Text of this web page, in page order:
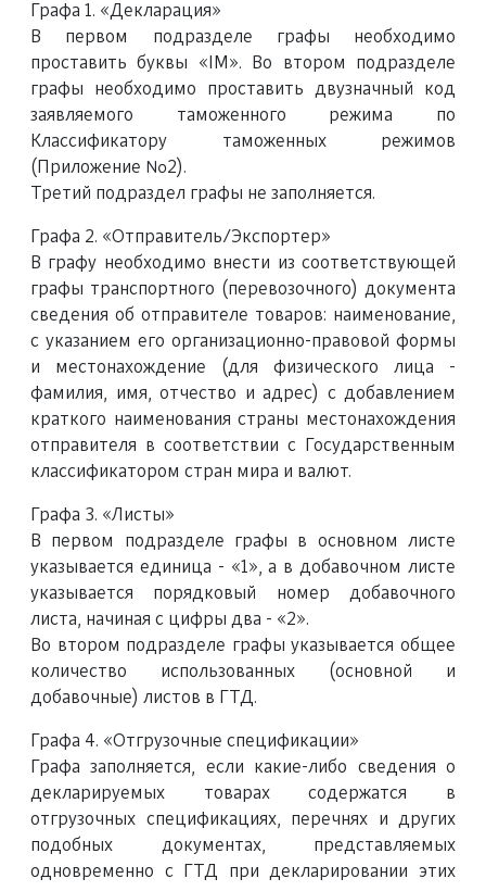
Графа 1. «Декларация»
В первом подразделе графы необходимо
проставить буквы «IM». Во втором подразделе
графы необходимо проставить двузначный код
заявляемого таможенного режима по
Классификатору таможенных режимов
(Приложение №2).
Третий подраздел графы не заполняется.
Графа 2. «Отправитель/Экспортер»
В графу необходимо внести из соответствующей
графы транспортного (перевозочного) документа
сведения об отправителе товаров: наименование,
с указанием его организационно-правовой формы
и местонахождение (для физического лица -
фамилия, имя, отчество и адрес) с добавлением
краткого наименования страны местонахождения
отправителя в соответствии с Государственным
классификатором стран мира и валют.
Графа 3. «Листы»
В первом подразделе графы в основном листе
указывается единица - «1», а в добавочном листе
указывается порядковый номер добавочного
листа, начиная с цифры два - «2».
Во втором подразделе графы указывается общее
количество использованных (основной и
добавочные) листов в ГТД.
Графа 4. «Отгрузочные спецификации»
Графa заполняется, если какие-либо сведения о
декларируемых товарах содержатся в
отгрузочных спецификациях, перечнях и других
подобных документах, представляемых
одновременно с ГТД при декларировании этих